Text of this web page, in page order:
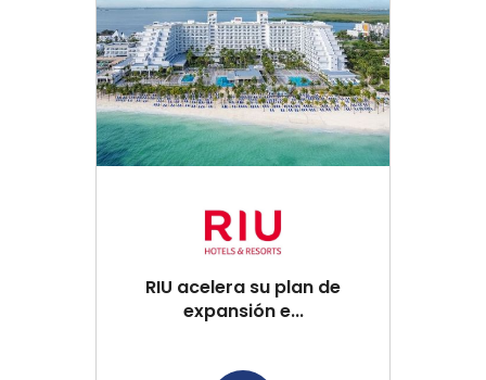
RIU acelera su plan de
expansión e...